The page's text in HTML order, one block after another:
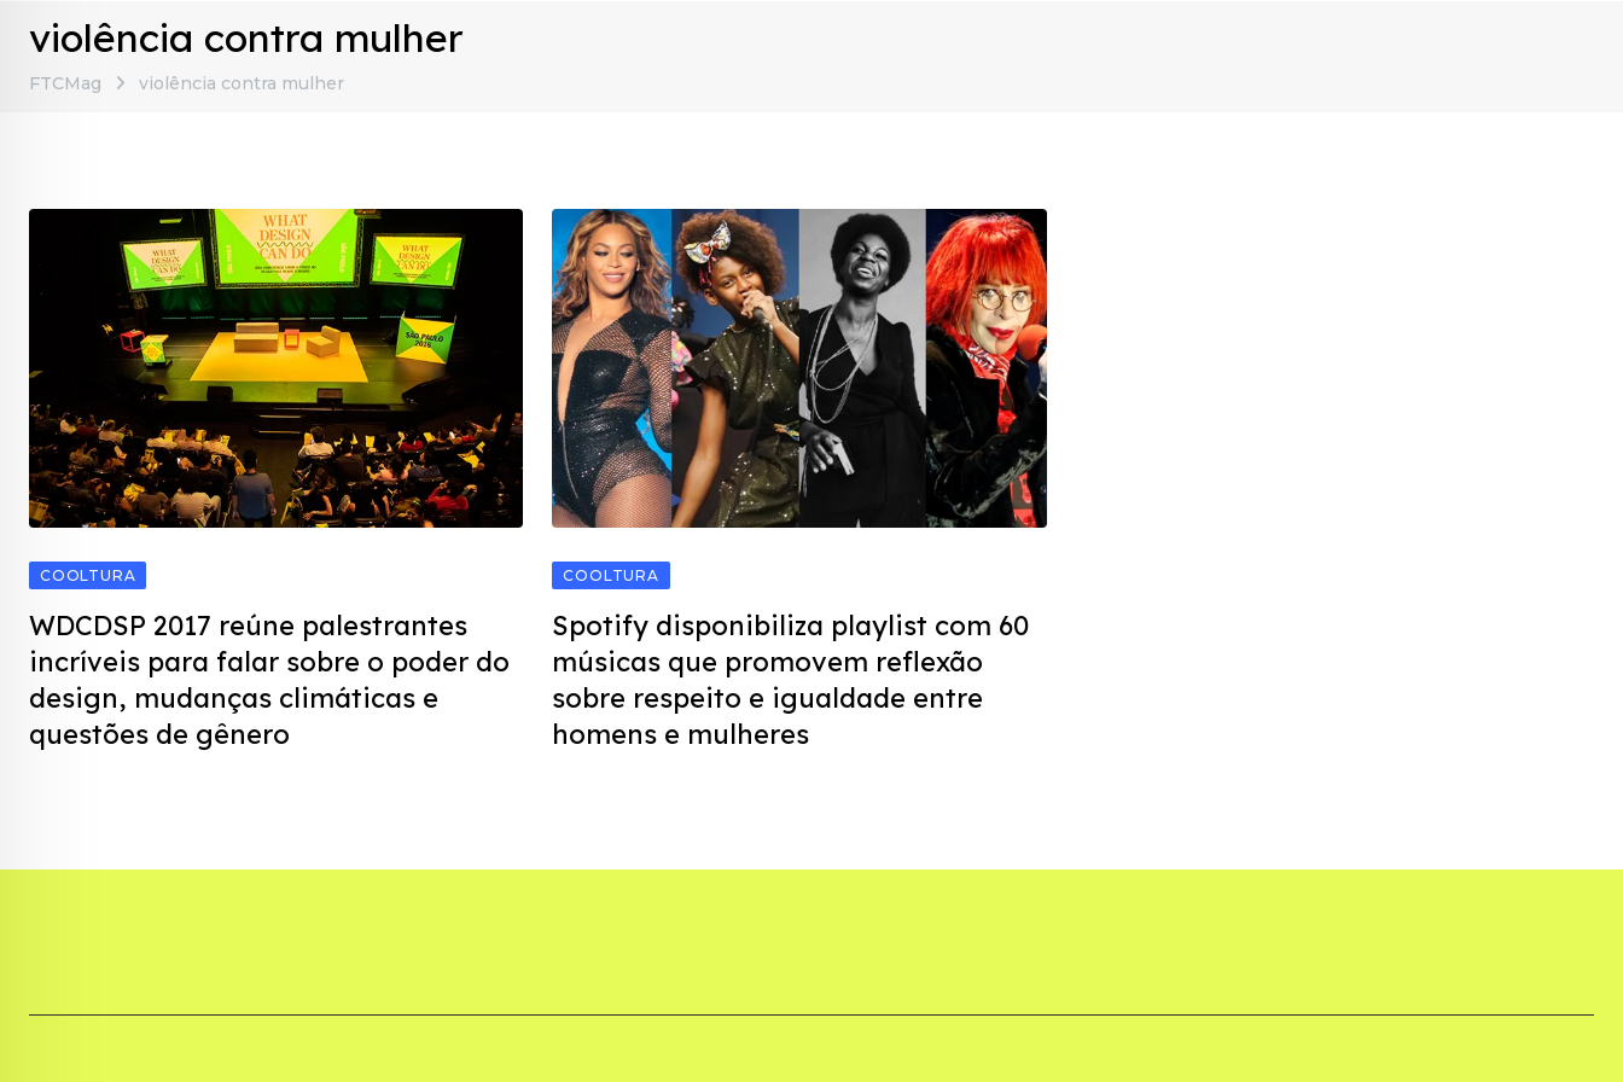
violência contra mulher
FTCMag violência contra mulher
COOLTURA
WDCDSP 2017 reúne palestrantes
incríveis para falar sobre o poder do
design, mudanças climáticas e
questões de gênero
COOLTURA
Spotify disponibiliza playlist com 60
músicas que promovem reflexão
sobre respeito e igualdade entre
homens e mulheres